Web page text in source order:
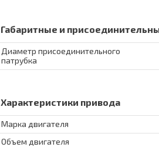
Габаритные и
Диаметр присоединительного
патрубка
Характеристики привода
Марка двигателя
Объем двигателя